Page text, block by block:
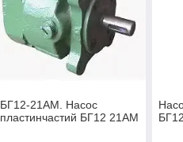
БГ12-21АМ. Насос
пластинчастий БГ12 21АМ